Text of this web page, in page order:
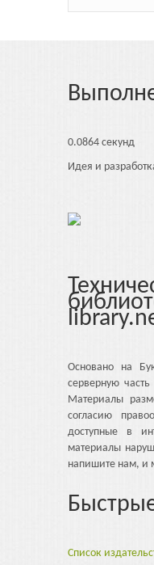
0.0864 секунд
Идея и
Основано на
серверную
Материалы
согласию
доступные в
материалы
напишите нам, и
Список